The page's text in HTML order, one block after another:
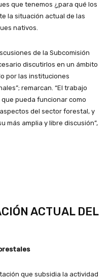
que tenemos ¿para qué los
la situación actual de las
nativos.
de la Subcomisión
discutirlos en un ámbito
por las instituciones
remarcan. “El trabajo
pueda funcionar como
del sector forestal, y
más amplia y libre discusión”,
ACTUAL DEL
que subsidia la actividad